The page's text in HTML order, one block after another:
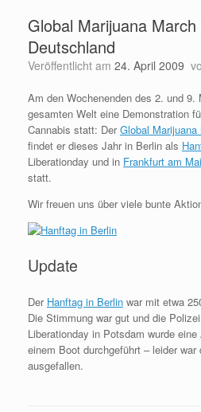
Global Marijuana
Deutschland
Veröffentlicht am 24. April 2009
Am den Wochenenden des 2. und 9.
gesamten Welt eine Demonstration
Cannabis statt: DerGlobal Marijuana
findet er dieses Jahr in Berlin als
Liberationday und in Frankfurt am
statt.
Wir freuen uns über viele bunte
Update
Der Hanftag in Berlin war mit etwa
Die Stimmung war gut und die
Liberationday in Potsdam wurde
einem Boot durchgeführt – leider
ausgefallen.